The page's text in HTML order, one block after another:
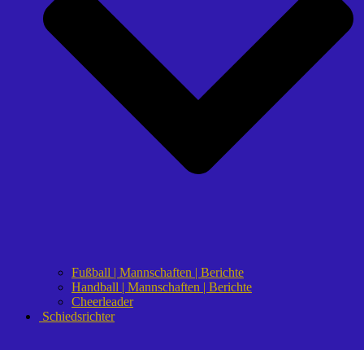
Fußball | Mannschaften | Berichte
Handball | Mannschaften | Berichte
Cheerleader
Schiedsrichter